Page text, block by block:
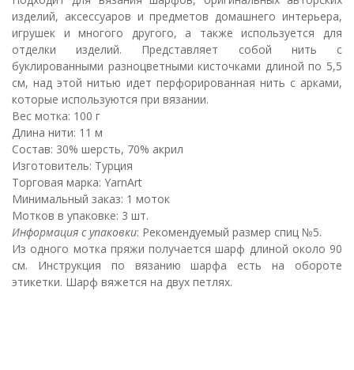
изделий, аксессуаров и предметов домашнего интерьера,
игрушек и многого другого, а также используется для
отделки изделий. Представляет собой нить с
буклированными разноцветными кисточками длиной по 5,5
см, над этой нитью идет перфорированная нить с арками,
которые используются при вязании.
Вес мотка: 100 г
Длина нити: 11 м
Состав: 30% шерсть, 70% акрил
Изготовитель: Турция
Торговая марка: YarnArt
Минимальный заказ: 1 моток
Мотков в упаковке: 3 шт.
Информация с упаковки: Рекомендуемый размер спиц №5.
Из одного мотка пряжи получается шарф длиной около 90
см. Инструкция по вязанию шарфа есть на обороте
этикетки. Шарф вяжется на двух петлях.